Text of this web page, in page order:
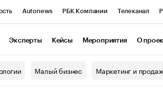
Autonews РБК Компании Телеканал
Эксперты Кейсы Мероприятия О
Малый бизнес Маркетинг и